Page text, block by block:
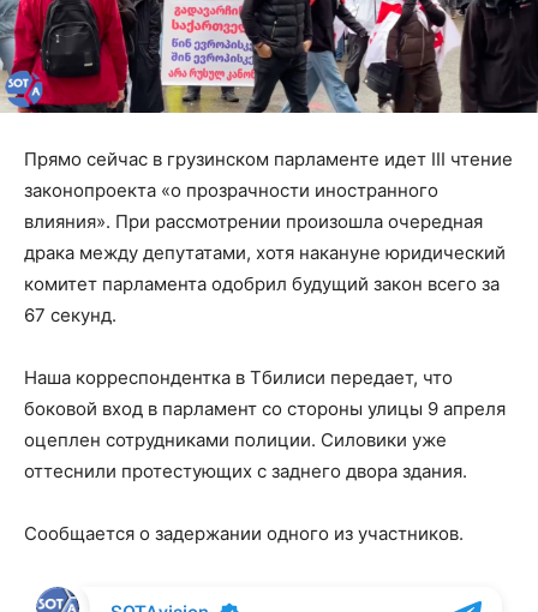
Прямо сейчас в грузинском парламенте идет III чтение
законопроекта «о прозрачности иностранного
влияния». При рассмотрении произошла очередная
драка между депутатами, хотя накануне юридический
комитет парламента одобрил будущий закон всего за
67 секунд.
Наша корреспондентка в Тбилиси передает, что
боковой вход в парламент со стороны улицы 9 апреля
оцеплен сотрудниками полиции. Силовики уже
оттеснили протестующих с заднего двора здания.
Сообщается о задержании одного из участников.